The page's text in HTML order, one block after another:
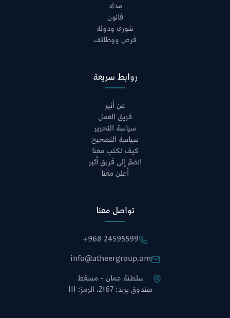
مداد
قانون
شورى ودولة
فرص ووظائف
روابط سريعة
عن أثير
فريق العمل
سياسة التحرير
سياسة التصحيح
كيف تكتب معنا
انضمّ إلى فريق أثير
أعلن معنا
تواصل معنا
+968 24595599
info@atheergroup.om
سلطنة عمان - مسقط
صندوق بريد: 2167، الرمز: 111